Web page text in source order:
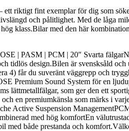
riktigt fint exemplar för dig som
och pålitlighet. Med de låga
klass.Bilar med den här
| PASM | PCM | 20″ Svarta
tidlös design.Bilen är svensksåld
4) får du suveränt väggrepp och
Premium Sound System för en
lättmetallfälgar, som ger den ett
en premiumkänsla som märks i
Active Suspension
med hög komfortEn
med både prestanda och